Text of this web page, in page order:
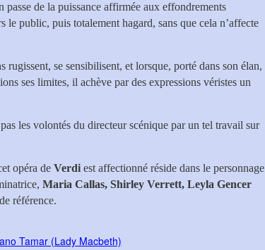
passe de la puissance affirmée aux effondrements
le public, puis totalement hagard, sans que cela n’affecte
rugissent, se sensibilisent, et lorsque, porté dans son élan,
ses limites, il achève par des expressions véristes un
pas les volontés du directeur scénique par un tel travail sur
opéra de Verdi est affectionné réside dans le personnage
Maria Callas, Shirley Verrett, Leyla Gencer
référence.